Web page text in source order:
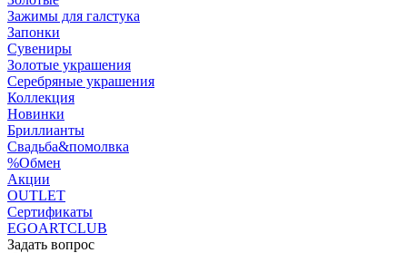
Зажимы для галстука
Запонки
Сувениры
Золотые украшения
Серебряные украшения
Коллекция
Новинки
Бриллианты
Свадьба&помолвка
%Обмен
Акции
OUTLET
Сертификаты
EGOARTCLUB
Задать вопрос